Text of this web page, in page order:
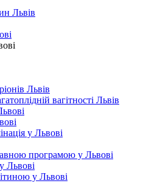
Львів
Львів
вагітності Львів
у Львові
програмою у Львові
Львові
у Львові